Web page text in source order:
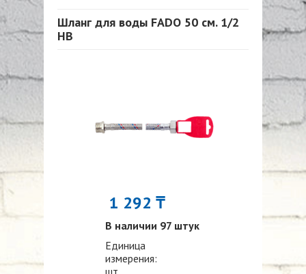
Шланг для воды FADO 50 см. 1/2
НВ
1 292 ₸
В наличии 97 штук
Единица
измерения:
шт